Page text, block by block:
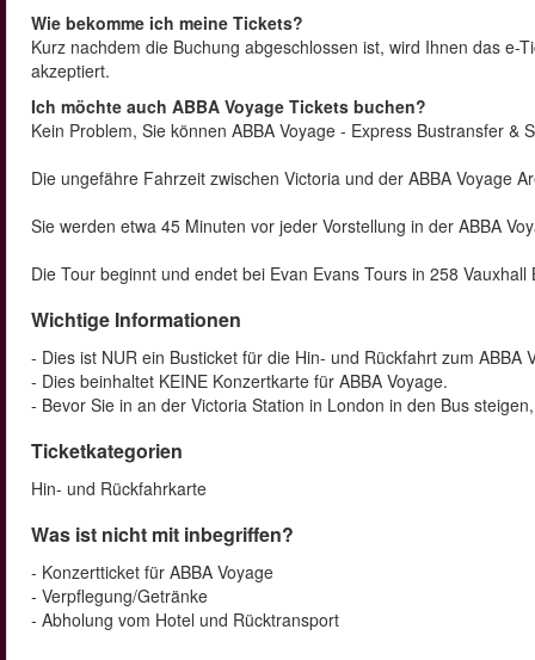
Wie bekomme ich meine Tickets?
Kurz nachdem die Buchung abgeschlossen ist, wird Ihnen das
akzeptiert.
Ich möchte auch ABBA Voyage Tickets buchen?
Kein Problem, Sie können ABBA Voyage - Express Bustransfer &
Die ungefähre Fahrzeit zwischen Victoria und der ABBA Voyage
Sie werden etwa 45 Minuten vor jeder Vorstellung in der ABBA
Die Tour beginnt und endet bei Evan Evans Tours in 258
Wichtige Informationen
- Dies ist NUR ein Busticket für die Hin- und Rückfahrt zum ABBA
- Dies beinhaltet KEINE Konzertkarte für ABBA Voyage.
- Bevor Sie in an der Victoria Station in London in den Bus
Ticketkategorien
Hin- und Rückfahrkarte
Was ist nicht mit inbegriffen?
- Konzertticket für ABBA Voyage
- Verpflegung/Getränke
- Abholung vom Hotel und Rücktransport